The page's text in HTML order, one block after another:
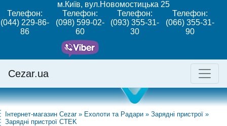
м.Київ, вул.Новомостицька 25
Телефон:
(044) 229-86-
86
Телефон:
(098) 599-02-
60
Телефон:
(093) 355-31-
30
Телефон:
(066) 355-31-
90
Cezar.ua
Інтернет-магазин Cezar » Ехолоти та Радари » Зарядні пристрої »
Зарядні пристрої CTEK